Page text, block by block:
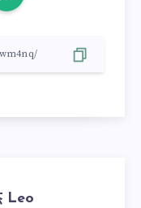
Leo